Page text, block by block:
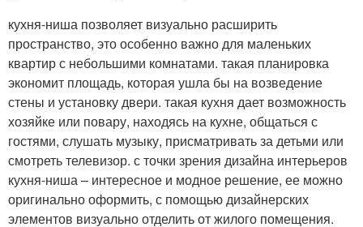
кухня-ниша позволяет визуально расширить
пространство, это особенно важно для маленьких
квартир с небольшими комнатами. такая планировка
экономит площадь, которая ушла бы на возведение
стены и установку двери. такая кухня дает возможность
хозяйке или повару, находясь на кухне, общаться с
гостями, слушать музыку, присматривать за детьми или
смотреть телевизор. с точки зрения дизайна интерьеров
кухня-ниша – интересное и модное решение, ее можно
оригинально оформить, с помощью дизайнерских
элементов визуально отделить от жилого помещения.